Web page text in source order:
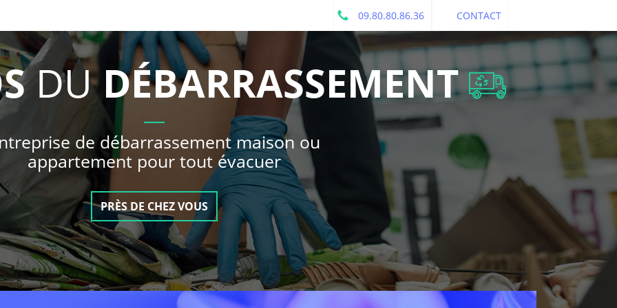
09.80.80.86.36 CONTACT
DUDÉBARRASSEMENT
de débarrassement maison ou
appartement pour tout évacuer
PRÈS DE CHEZ VOUS